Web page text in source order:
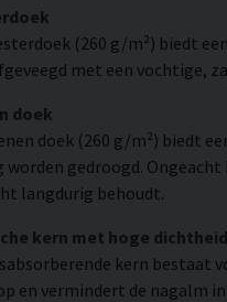
(260 g/m²) biedt
met een vochtige,
doek
doek (260 g/m²) biedt
worden gedroogd.
langdurig behoudt.
kern met hoge
kern bestaat
en vermindert de nagalm